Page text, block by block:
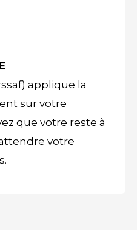
applique la
sur votre
que votre reste à
votre